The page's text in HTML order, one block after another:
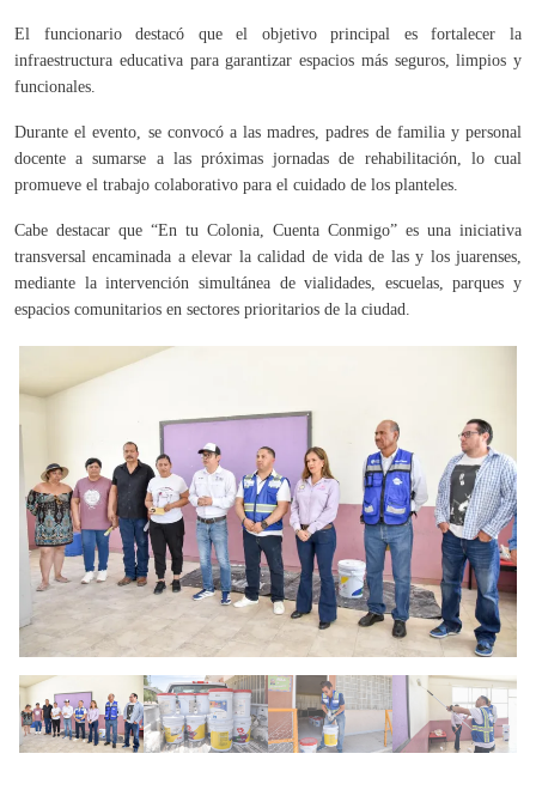
El funcionario destacó que el objetivo principal es fortalecer la
infraestructura educativa para garantizar espacios más seguros, limpios y
funcionales.
Durante el evento, se convocó a las madres, padres de familia y personal
docente a sumarse a las próximas jornadas de rehabilitación, lo cual
promueve el trabajo colaborativo para el cuidado de los planteles.
Cabe destacar que “En tu Colonia, Cuenta Conmigo” es una iniciativa
transversal encaminada a elevar la calidad de vida de las y los juarenses,
mediante la intervención simultánea de vialidades, escuelas, parques y
espacios comunitarios en sectores prioritarios de la ciudad.